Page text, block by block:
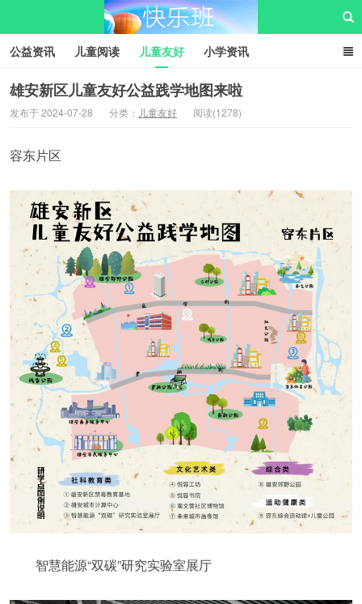
公益资讯 儿童阅读 儿童友好 小学资讯
儿童性教育 公益项目 资源中心 儿童发展交流club
儿童树洞心声 i快乐班
雄安新区儿童友好公益践学地图来啦
发布于 2024-07-28 分类： 儿童友好 阅读(1278)
容东片区
智慧能源“双碳”研究实验室展厅